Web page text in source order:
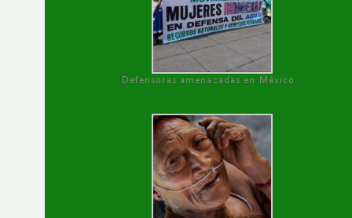
Defensoras amenazadas en México